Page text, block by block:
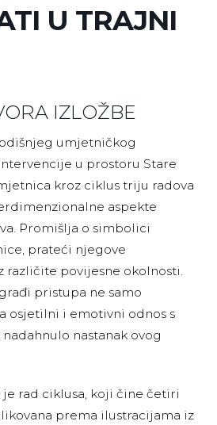
U TRAJNI
IZLOŽBE
umjetničkog
u prostoru Stare
kroz ciklus triju radova
aspekte
Promišlja o simbolici
prateći njegove
različite povijesne okolnosti.
pristupa ne samo
osjetilni i emotivni odnos s
nastanak ovog
rad ciklusa, koji čine četiri
prema ilustracijama iz